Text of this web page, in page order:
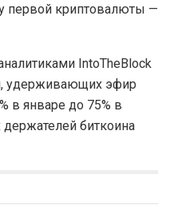
первой криптовалюты —
IntoTheBlock
удерживающих эфир
в январе до 75% в
биткоина